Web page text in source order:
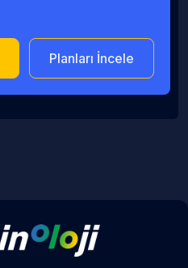
Planları İncele